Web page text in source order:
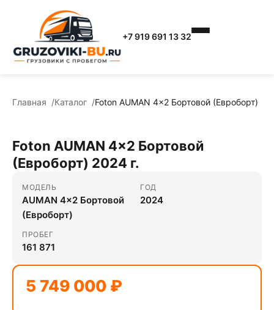
+7 919 691 13 32
Главная Каталог Foton AUMAN 4x2 Бортовой (Евроборт)
Foton AUMAN 4x2 Бортовой
(Евроборт) 2024 г.
МОДЕЛЬ
AUMAN 4x2 Бортовой
(Евроборт)
ГОД
2024
ПРОБЕГ
161 871
5 749 000 ₽